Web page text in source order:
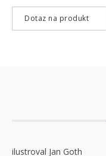
Dotaz na produkt
ilustroval Jan Goth